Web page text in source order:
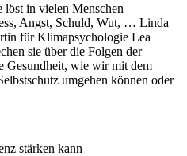
in vielen Menschen
Angst, Schuld, Wut, … Linda
für Klimapsychologie Lea
sie über die Folgen der
Gesundheit, wie wir mit dem
umgehen können oder
stärken kann